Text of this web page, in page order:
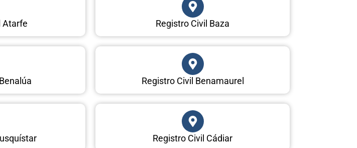
Atarfe Registro Civil Baza
Registro Civil Benamaurel
Registro Civil Cádiar